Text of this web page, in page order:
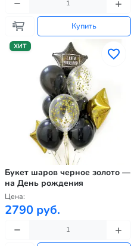
Купить
ХИТ
Букет шаров черное золото —
на День рождения
Цена:
2790 руб.